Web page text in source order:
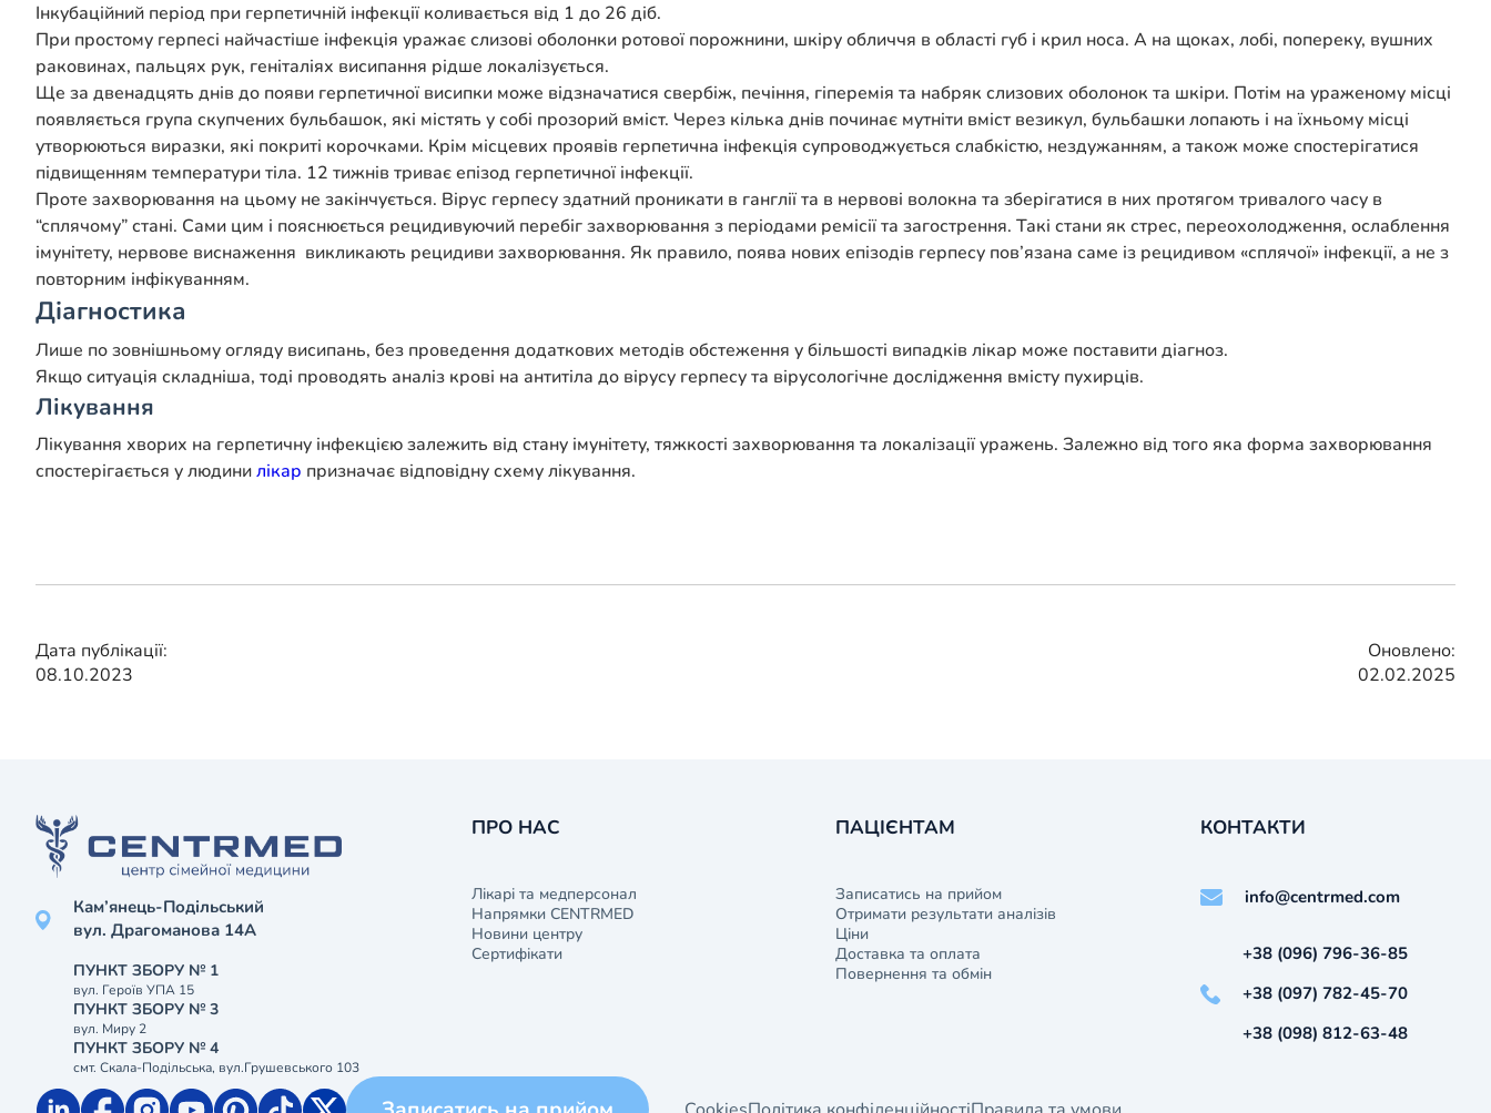
Інкубаційний період при герпетичній інфекції коливається від 1 до 26 діб.
При простому герпесі найчастіше інфекція уражає слизові оболонки ротової порожнини, шкіру обличчя в області губ і крил носа. А на щоках, лобі, попереку, вушних
раковинах, пальцях рук, геніталіях висипання рідше локалізується.
Ще за двенадцять днів до появи герпетичної висипки може відзначатися свербіж, печіння, гіперемія та набряк слизових оболонок та шкіри. Потім на ураженому місці
появляється група скупчених бульбашок, які містять у собі прозорий вміст. Через кілька днів починає мутніти вміст везикул, бульбашки лопають і на їхньому місці
утворюються виразки, які покриті корочками. Крім місцевих проявів герпетична інфекція супроводжується слабкістю, нездужанням, а також може спостерігатися
підвищенням температури тіла. 12 тижнів триває епізод герпетичної інфекції.
Проте захворювання на цьому не закінчується. Вірус герпесу здатний проникати в ганглії та в нервові волокна та зберігатися в них протягом тривалого часу в
“сплячому” стані. Сами цим і пояснюється рецидивуючий перебіг захворювання з періодами ремісії та загострення. Такі стани як стрес, переохолодження, ослаблення
імунітету, нервове виснаження викликають рецидиви захворювання. Як правило, поява нових епізодів герпесу пов’язана саме із рецидивом «сплячої» інфекції, а не з
повторним інфікуванням.
Діагностика
Лише по зовнішньому огляду висипань, без проведення додаткових методів обстеження у більшості випадків лікар може поставити діагноз.
Якщо ситуація складніша, тоді проводять аналіз крові на антитіла до вірусу герпесу та вірусологічне дослідження вмісту пухирців.
Лікування
Лікування хворих на герпетичну інфекцією залежить від стану імунітету, тяжкості захворювання та локалізації уражень. Залежно від того яка форма захворювання
спостерігається у людинилікар призначає відповідну схему лікування.
Дата публікації:
08.10.2023
Оновлено:
02.02.2025
Кам’янець-Подільський
вул. Драгоманова 14А
ПУНКТ ЗБОРУ № 1
вул. Героїв УПА 15
ПУНКТ ЗБОРУ № 3
вул. Миру 2
ПУНКТ ЗБОРУ № 4
смт. Скала-Подільська, вул.Грушевського 103
ПРО НАС
Лікарі та медперсонал
Напрямки CENTRMED
Новини центру
Сертифікати
ПАЦІЄНТАМ
Записатись на прийом
Отримати результати аналізів
Ціни
Доставка та оплата
Повернення та обмін
КОНТАКТИ
info@centrmed.com
+38 (096) 796-36-85
+38 (097) 782-45-70
+38 (098) 812-63-48